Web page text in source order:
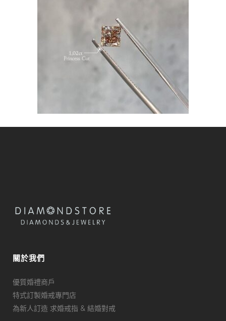
關於我們
優質婚禮商戶
特式訂製婚戒專門店
為新人訂造 求婚戒指 & 結婚對戒